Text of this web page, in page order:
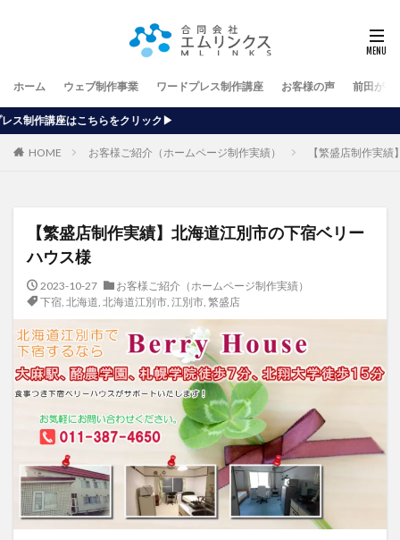
ホーム ウェブ制作事業 ワードプレス制作講座 お客様の声 前田が行
▶
HOME お客様ご紹介（ホームページ制作実績） 【繁盛店制作実
【繁盛店制作実績】北海道江別市の下宿ベリー
ハウス様
2023-10-27
お客様ご紹介（ホームページ制作実績）
下宿, 北海道, 北海道江別市, 江別市, 繁盛店